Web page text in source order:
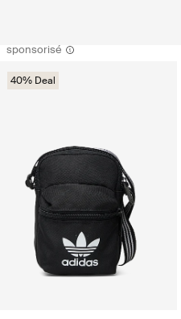
sponsorisé
40% Deal